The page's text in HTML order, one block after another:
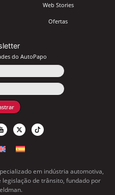
Web Stories
Ofertas
do AutoPapo
em indústria automotiva,
de trânsito, fundado por